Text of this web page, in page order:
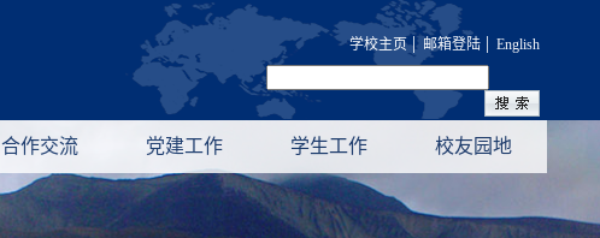
学校主页| 邮箱登陆 | English
合作交流 党建工作 学生工作 校友园地